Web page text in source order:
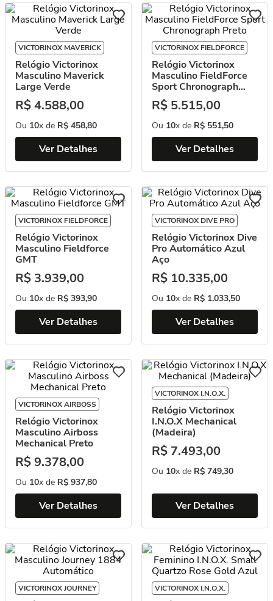
VICTORINOX MAVERICK
Relógio Victorinox
Masculino Maverick
Large Verde
R$4.588,00
Ou 10x de R$ 458,80
Ver Detalhes
VICTORINOX FIELDFORCE
Relógio Victorinox
Masculino FieldForce
Sport Chronograph
Preto
R$ 5.515,00
Ou 10x de R$ 551,50
Ver Detalhes
VICTORINOX FIELDFORCE
Relógio Victorinox
Masculino Fieldforce
GMT
R$ 3.939,00
Ou 10x de R$ 393,90
Ver Detalhes
VICTORINOX DIVE PRO
Relógio Victorinox Dive
Pro Automático Azul
Aço
R$ 10.335,00
Ou 10x de R$ 1.033,50
Ver Detalhes
VICTORINOX AIRBOSS
Relógio Victorinox
Masculino Airboss
Mechanical Preto
R$9.378,00
Ou 10x de R$ 937,80
Ver Detalhes
VICTORINOX I.N.O.X.
Relógio Victorinox
I.N.O.X Mechanical
(Madeira)
R$ 7.493,00
Ou 10x de R$ 749,30
Ver Detalhes
VICTORINOX JOURNEY VICTORINOX I.N.O.X.